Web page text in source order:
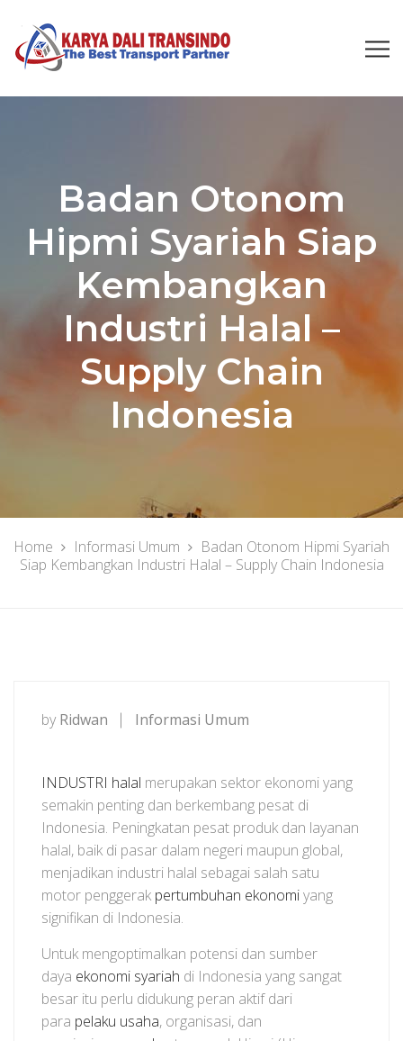
Badan Otonom
Hipmi Syariah Siap
Kembangkan
Industri Halal –
Supply Chain
Indonesia
Home Informasi Umum
Badan Otonom Hipmi Syariah
Siap Kembangkan Industri Halal – Supply Chain Indonesia
by Ridwan Informasi Umum
INDUSTRI halal merupakan sektor ekonomi yang
semakin penting dan berkembang pesat di
Indonesia. Peningkatan pesat produk dan layanan
halal, baik di pasar dalam negeri maupun global,
menjadikan industri halal sebagai salah satu
motor penggerak pertumbuhan ekonomiyang
signifikan di Indonesia.
Untuk mengoptimalkan potensi dan sumber
daya ekonomi syariah di Indonesia yang sangat
besar itu perlu didukung peran aktif dari
para pelaku usaha, organisasi, dan